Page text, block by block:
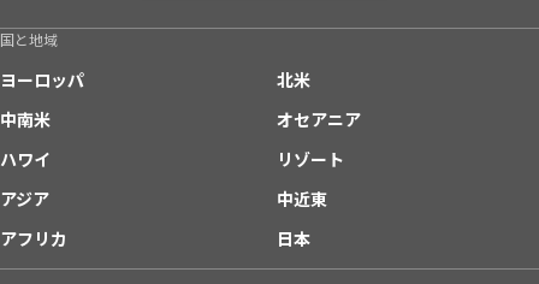
国と地域
ヨーロッパ
北米
中南米
オセアニア
ハワイ
リゾート
アジア
中近東
アフリカ
日本